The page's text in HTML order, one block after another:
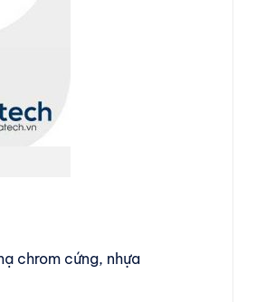
chrom cứng, nhựa